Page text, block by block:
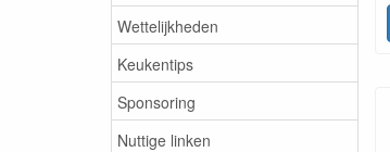
Wettelijkheden
Keukentips
Sponsoring
Nuttige linken